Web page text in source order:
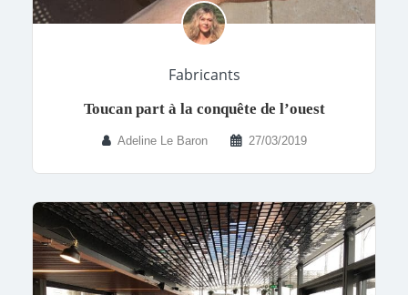
Fabricants
Toucan part à la conquête de l’ouest
Adeline Le Baron 27/03/2019